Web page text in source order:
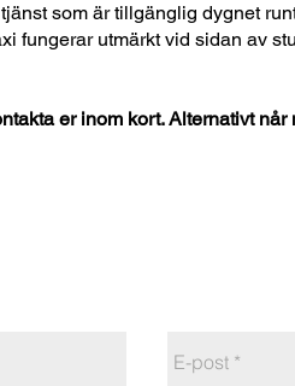
som är tillgänglig dygnet
fungerar utmärkt vid sidan av
er inom kort. Alternativt